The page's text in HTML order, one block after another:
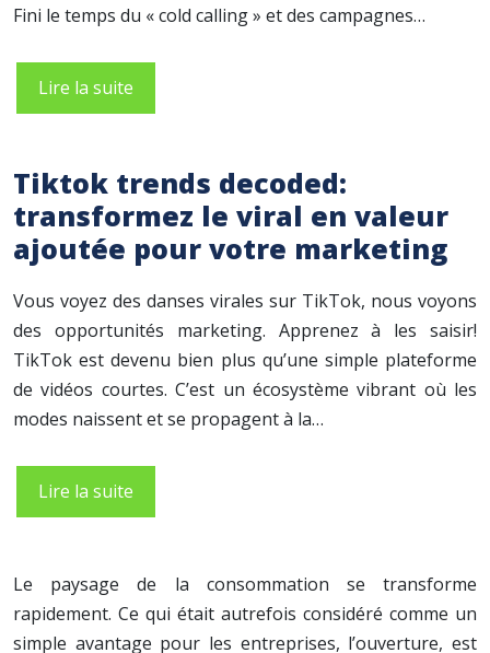
Fini le temps du « cold calling » et des campagnes…
Lire la suite
Tiktok trends decoded:
transformez le viral en valeur
ajoutée pour votre marketing
Vous voyez des danses virales sur TikTok, nous voyons
des opportunités marketing. Apprenez à les saisir!
TikTok est devenu bien plus qu’une simple plateforme
de vidéos courtes. C’est un écosystème vibrant où les
modes naissent et se propagent à la…
Lire la suite
Le paysage de la consommation se transforme
rapidement. Ce qui était autrefois considéré comme un
simple avantage pour les entreprises, l’ouverture, est